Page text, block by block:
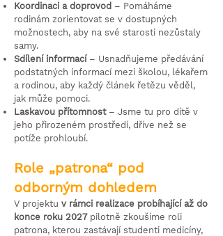
Koordinaci a doprovod – Pomáháme
rodinám zorientovat se v dostupných
možnostech, aby na své starosti nezůstaly
samy.
Sdílení informací – Usnadňujeme předávání
podstatných informací mezi školou, lékařem
a rodinou, aby každý článek řetězu věděl,
jak může pomoci.
Laskavou přítomnost – Jsme tu pro dítě v
jeho přirozeném prostředí, dříve než se
potíže prohloubí.
Role „patrona“ pod
odborným dohledem
V projektu v rámci realizace probíhající až do
konce roku 2027pilotně zkoušíme roli
patrona, kterou zastávají studenti medicíny,